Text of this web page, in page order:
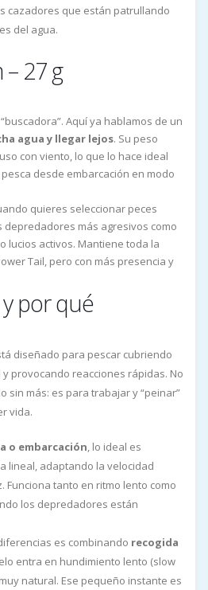
cazadores que están patrullando
del agua.
27 g
Aquí ya hablamos de un
agua y llegar lejos. Su peso
con viento, lo que lo hace ideal
desde embarcación en modo
quieres seleccionar peces
depredadores más agresivos como
lucios activos. Mantiene toda la
Tail, pero con más presencia y
por qué
diseñado para pescar cubriendo
provocando reacciones rápidas. No
sin más: es para trabajar y “peinar”
vida.
o embarcación, lo ideal es
lineal, adaptando la velocidad
Funciona tanto en ritmo lento como
los depredadores están
es combinando recogida
entra en hundimiento lento (slow
natural. Ese pequeño instante es